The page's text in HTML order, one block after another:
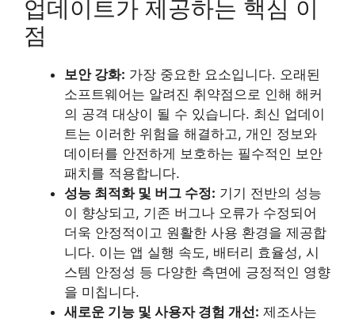
업데이트가 제공하는 핵심 이
점
보안 강화: 가장 중요한 요소입니다. 오래된
소프트웨어는 알려진 취약점으로 인해 해커
의 공격 대상이 될 수 있습니다. 최신 업데이
트는 이러한 위험을 해결하고, 개인 정보와
데이터를 안전하게 보호하는 필수적인 보안
패치를 적용합니다.
성능 최적화 및 버그 수정: 기기 전반의 성능
이 향상되고, 기존 버그나 오류가 수정되어
더욱 안정적이고 원활한 사용 환경을 제공합
니다. 이는 앱 실행 속도, 배터리 효율성, 시
스템 안정성 등 다양한 측면에 긍정적인 영향
을 미칩니다.
새로운 기능 및 사용자 경험 개선: 제조사는